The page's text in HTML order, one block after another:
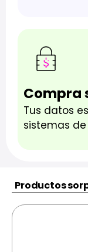
Compra
Tus datos
sistemas
Productos